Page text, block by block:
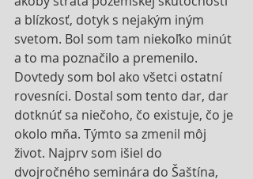
a blízkosť, dotyk s nejakým iným
svetom. Bol som tam niekoľko minút
a to ma poznačilo a premenilo.
Dovtedy som bol ako všetci ostatní
rovesníci. Dostal som tento dar, dar
dotknúť sa niečoho, čo existuje, čo je
okolo mňa. Týmto sa zmenil môj
život. Najprv som išiel do
dvojročného seminára do Šaštína,